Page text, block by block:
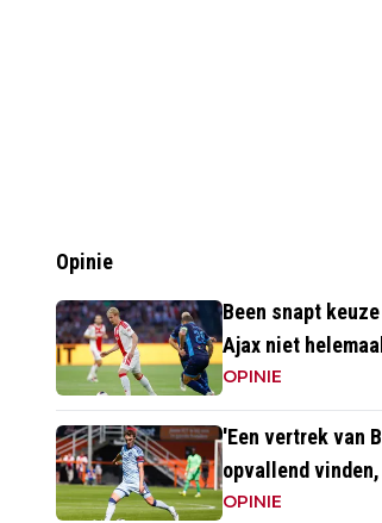
Opinie
Been snapt
Ajax niet
wat makkelijker'
OPINIE
'Een vertrek van
opvallend
van de rekening
OPINIE